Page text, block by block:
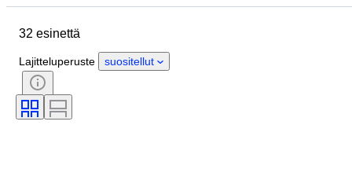
Materiaali
Tyylisuuntaus
Väri
Aikakausi
Tekijä
32 esinettä
Lajitteluperuste suositellut